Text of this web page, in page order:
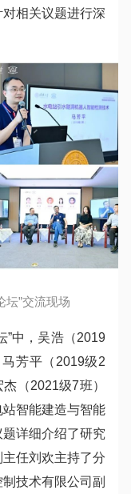
相关议题进行深
坛”交流现场
”中，吴浩（2019
芳平（2019级2
（2021级7班）
智能建造与智能
详细介绍了研究
任刘欢主持了分
技术有限公司副